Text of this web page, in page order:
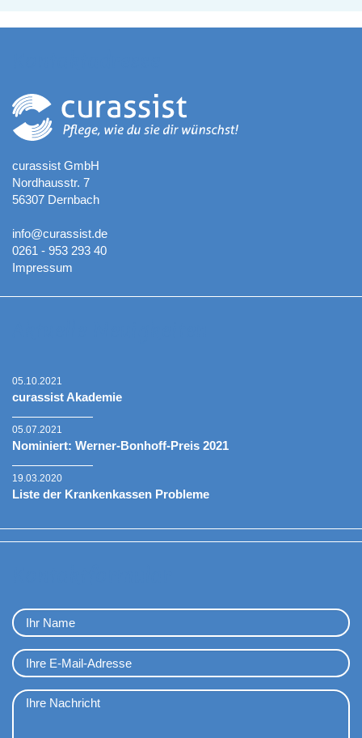
curassist GmbH
Nordhausstr. 7
56307 Dernbach
info@curassist.de
0261 - 953 293 40
Impressum
05.10.2021
curassist Akademie
05.07.2021
Nominiert: Werner-Bonhoff-Preis 2021
19.03.2020
Liste der Krankenkassen Probleme